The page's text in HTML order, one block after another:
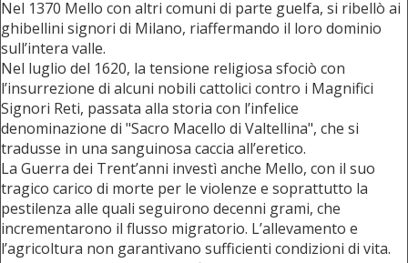
Nel 1370 Mello con altri comuni di parte guelfa, si ribellò ai
ghibellini signori di Milano, riaffermando il loro dominio
sull’intera valle.
Nel luglio del 1620, la tensione religiosa sfociò con
l’insurrezione di alcuni nobili cattolici contro i Magnifici
Signori Reti, passata alla storia con l’infelice
denominazione di "Sacro Macello di Valtellina", che si
tradusse in una sanguinosa caccia all’eretico.
La Guerra dei Trent’anni investì anche Mello, con il suo
tragico carico di morte per le violenze e soprattutto la
pestilenza alle quali seguirono decenni grami, che
incrementarono il flusso migratorio. L’allevamento e
l’agricoltura non garantivano sufficienti condizioni di vita.